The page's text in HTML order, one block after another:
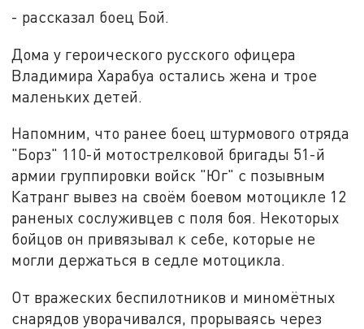
- рассказал боец Бой.
Дома у героического русского офицера
Владимира Харабуа остались жена и трое
маленьких детей.
Напомним, что ранее боец штурмового отряда
"Борз" 110-й мотострелковой бригады 51-й
армии группировки войск "Юг" с позывным
Катранг вывез на своём боевом мотоцикле 12
раненых сослуживцев с поля боя. Некоторых
бойцов он привязывал к себе, которые не
могли держаться в седле мотоцикла.
От вражеских беспилотников и миномётных
снарядов уворачивался, прорываясь через